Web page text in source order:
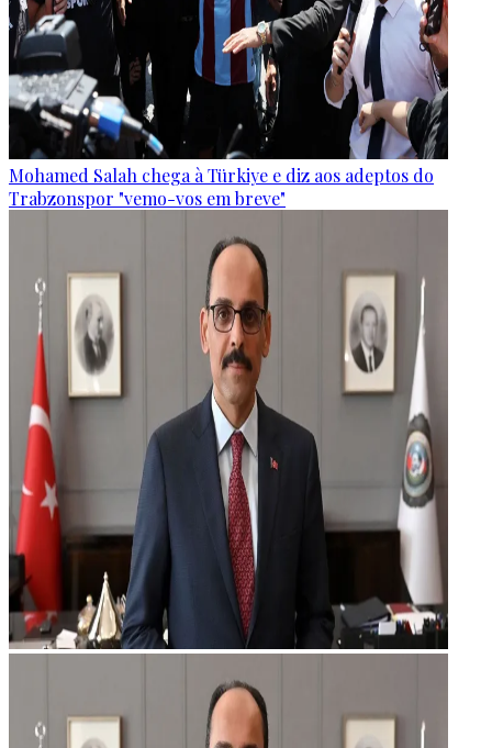
Mohamed Salah chega à Türkiye e diz aos adeptos do
Trabzonspor "vemo-vos em breve"